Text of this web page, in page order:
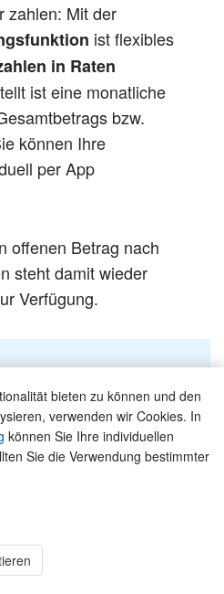
bieten zu können und den
verwenden wir Cookies. In
können Sie Ihre individuellen
Sie die Verwendung bestimmter
zahlen: Mit der
ist flexibles
in Raten
ist eine monatliche
bzw.
können Ihre
per App
offenen Betrag nach
steht damit wieder
Verfügung.
profitieren Sie von
2
Sie den offenen
Classic
»